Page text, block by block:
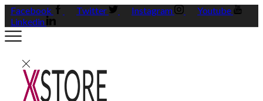
Facebook Twitter Instagram
Youtube
Linkedin